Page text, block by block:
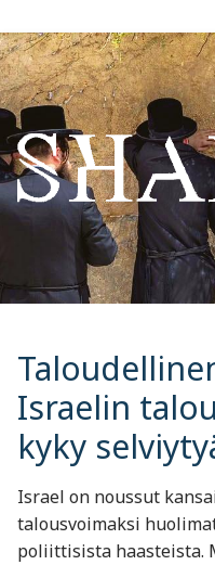
Hyppää
sisältöön
Israelin
kyky
Israel on noussut
talousvoimaksi
poliittisista haasteista.